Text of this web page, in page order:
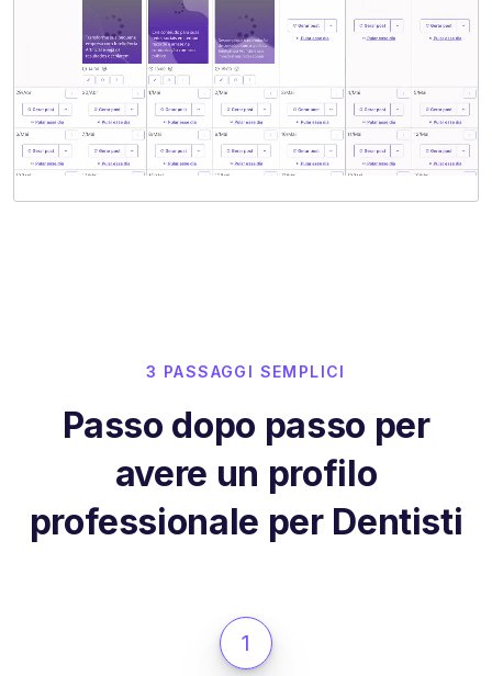
3 PASSAGGI SEMPLICI
Passo dopo passo per
avere un profilo
professionale per Dentisti
1